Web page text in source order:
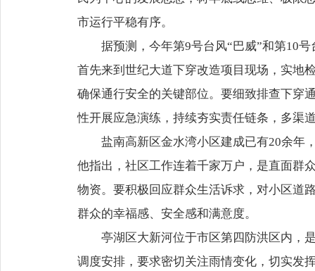
市运行平稳有序。
据预测，今年第9号台风“巴威”和第10
首先来到世纪大道下穿改造项目现场，实地
确保通行安全的关键部位。要细致排查下穿
性开展应急演练，持续夯实责任链条，多渠
盐南高新区金水湾小区建成已有20余年
他指出，社区工作连着千家万户，是直面群
物资。要积极回应群众生活诉求，对小区道
群众的幸福感、安全感和满意度。
亭湖区大新河位于市区第四防洪区内，
调度安排，要求密切关注雨情变化，切实发